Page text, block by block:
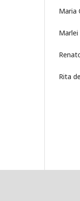
Maria
Marlei
Rita